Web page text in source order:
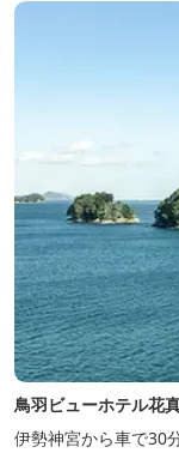
鳥羽ビューホテル花
伊勢神宮から車で30